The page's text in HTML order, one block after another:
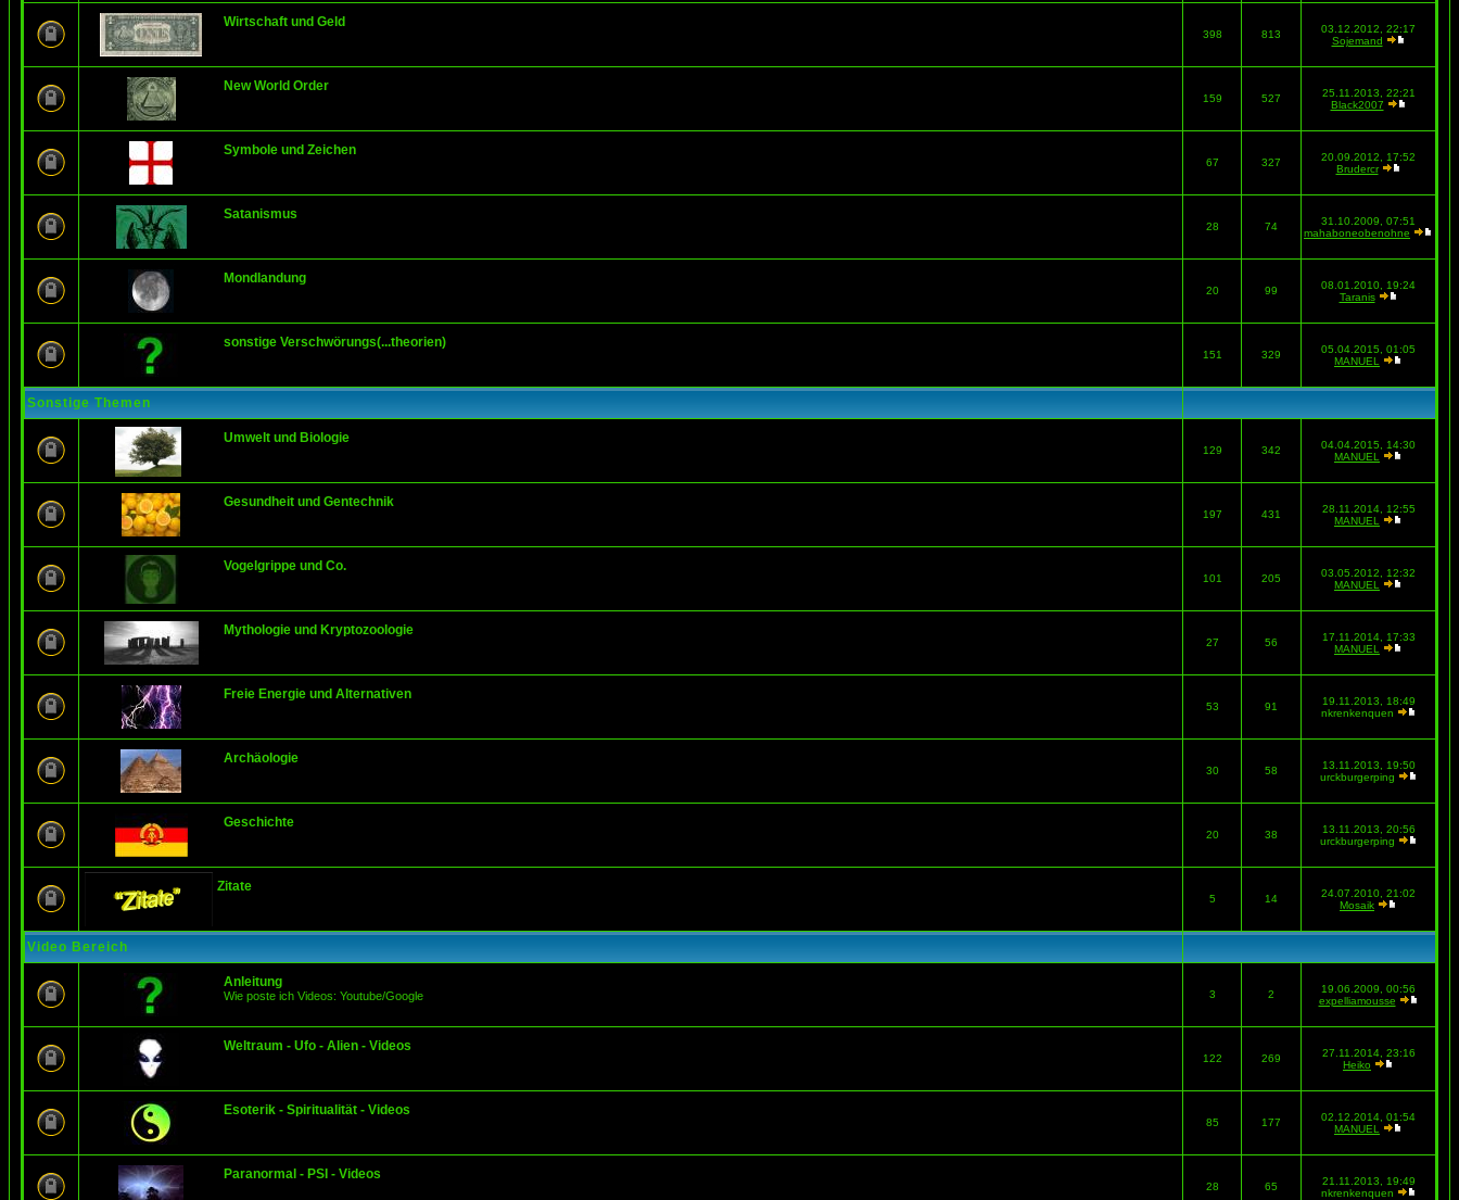
Wirtschaft und Geld
398 813
03.12.2012, 22:17
Sojemand
New World Order
159 527
25.11.2013, 22:21
Black2007
Symbole und Zeichen
67 327
20.09.2012, 17:52
Brudercr
Satanismus
28 74
31.10.2009, 07:51
mahaboneobenohne
Mondlandung
20 99
08.01.2010, 19:24
Taranis
sonstige Verschwörungs(...theorien)
151 329
05.04.2015, 01:05
MANUEL
Sonstige Themen
Umwelt und Biologie
129 342
04.04.2015, 14:30
MANUEL
Gesundheit und Gentechnik
197 431
28.11.2014, 12:55
MANUEL
Vogelgrippe und Co.
101 205
03.05.2012, 12:32
MANUEL
Mythologie und Kryptozoologie
27 56
17.11.2014, 17:33
MANUEL
Freie Energie und Alternativen
53 91
19.11.2013, 18:49
nkrenkenquen
Archäologie
30 58
13.11.2013, 19:50
urckburgerping
Geschichte
20 38
13.11.2013, 20:56
urckburgerping
Zitate
5 14
24.07.2010, 21:02
Mosaik
Video Bereich
Anleitung
Wie poste ich Videos: Youtube/Google 3 2
19.06.2009, 00:56
expelliamousse
Weltraum - Ufo - Alien - Videos
122 269
27.11.2014, 23:16
Heiko
Esoterik - Spiritualität - Videos
85 177
02.12.2014, 01:54
MANUEL
Paranormal - PSI - Videos
28 65
21.11.2013, 19:49
nkrenkenquen